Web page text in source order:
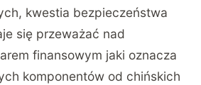
kwestia bezpieczeństwa
się przeważać nad
finansowym jaki oznacza
komponentów od chińskich